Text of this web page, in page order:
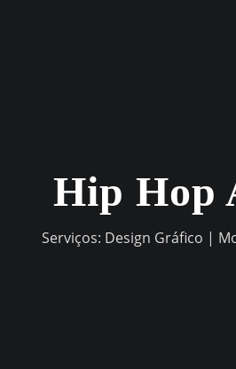
Hip Hop
Serviços: Design Gráfico |